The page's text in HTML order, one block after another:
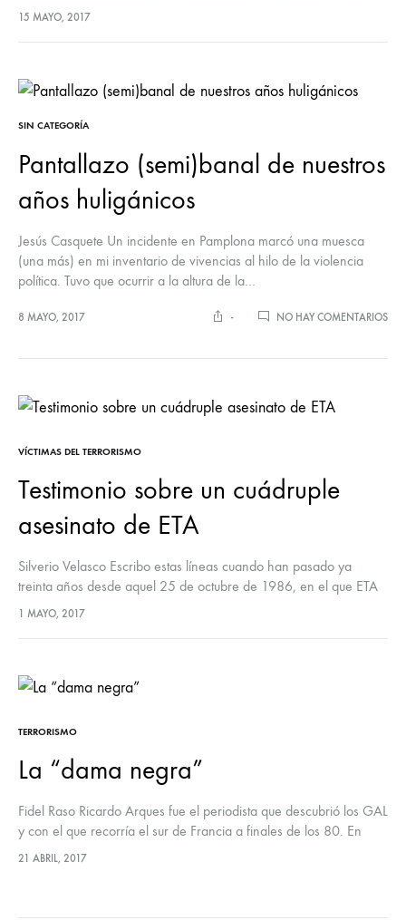
través del conocimiento aprendí que en las guerras se cometían
15 MAYO, 2017
SIN CATEGORÍA
Pantallazo (semi)banal de nuestros
años huligánicos
Jesús Casquete Un incidente en Pamplona marcó una muesca
(una más) en mi inventario de vivencias al hilo de la violencia
política. Tuvo que ocurrir a la altura de la…
8 MAYO, 2017 - NO HAY COMENTARIOSEN
VÍCTIMAS DEL TERRORISMO
Testimonio sobre un cuádruple
asesinato de ETA
Silverio Velasco Escribo estas líneas cuando han pasado ya
treinta años desde aquel 25 de octubre de 1986, en el que ETA
asesinó al General de Brigada y Gobernador Militar…
1 MAYO, 2017
TERRORISMO
La “dama negra”
Fidel Raso Ricardo Arques fue el periodista que descubrió los GAL
y con el que recorría el sur de Francia a finales de los 80. En
algunas ocasiones nos acompañaba…
21 ABRIL, 2017